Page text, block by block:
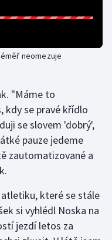
neomezuje
"Máme to
kdy se pravé křídlo
se slovem 'dobrý',
pauze jedeme
zautomatizované a
atletiku, které se stále
si vyhlédl Noska na
jezdí letos za